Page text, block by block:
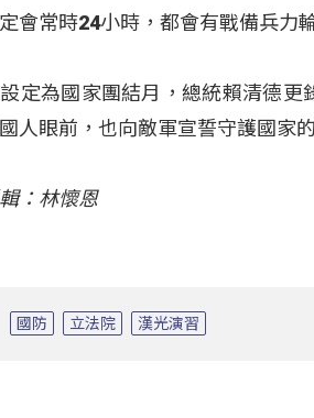
會常時24小時，都會有戰備兵力
定為國家團結月，總統賴清德
人眼前，也向敵軍宣誓守護國家
：林懷恩
國防 立法院 漢光演習